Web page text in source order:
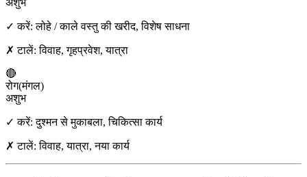
✓ करें:लोहे / काले वस्तु की खरीद, विशेष साधना
✗ टालें:विवाह, गृहप्रवेश, यात्रा
🔴
रोग(मंगल)
अशुभ
✓ करें:दुश्मन से मुकाबला, चिकित्सा कार्य
✗ टालें:विवाह, यात्रा, नया कार्य